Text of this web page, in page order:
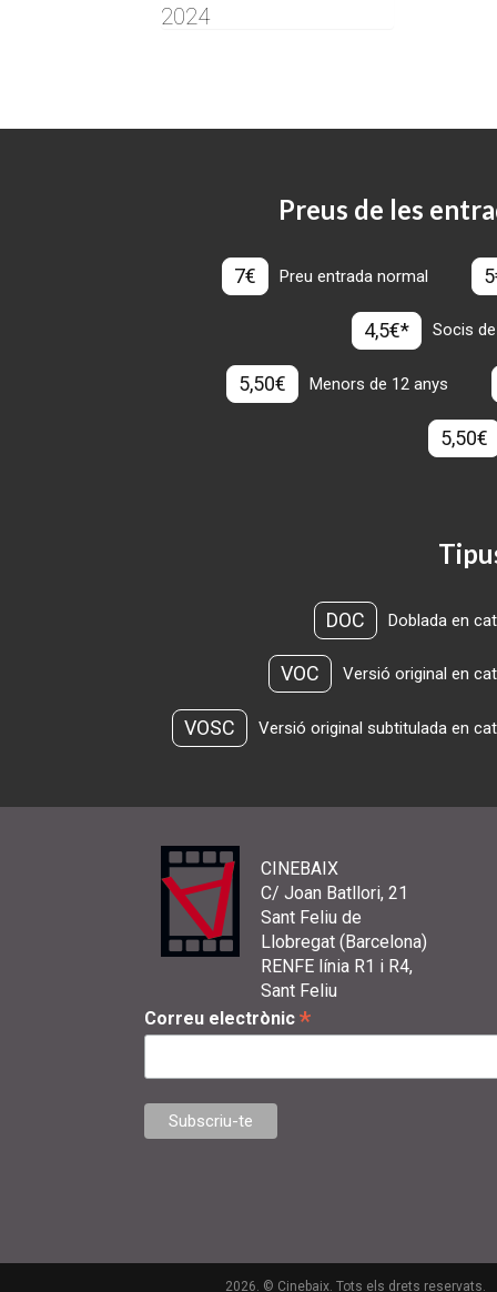
2024
Preus de les
7€ Preu entrada normal
4,5€* Socis
5,50€ Menors de 12 anys
5,50€
DOC Doblada en
VOC Versió original en
VOSC Versió original subtitulada en
CINEBAIX
C/ Joan Batllori, 21
Sant Feliu de
Llobregat (Barcelona)
RENFE línia R1 i R4,
Sant Feliu
Correu electrònic *
2026. © Cinebaix. Tots els drets reservats.